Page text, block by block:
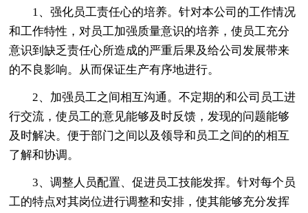
1、强化员工责任心的培养。针对本公司的工作情况
和工作特性，对员工加强质量意识的培养，使员工充分
意识到缺乏责任心所造成的严重后果及给公司发展带来
的不良影响。从而保证生产有序地进行。
2、加强员工之间相互沟通。不定期的和公司员工进
行交流，使员工的意见能够及时反馈，发现的问题能够
及时解决。便于部门之间以及领导和员工之间的的相互
了解和协调。
3、调整人员配置、促进员工技能发挥。针对每个员
工的特点对其岗位进行调整和安排，使其能够充分发挥